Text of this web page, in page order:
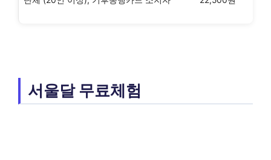
서울달 무료체험